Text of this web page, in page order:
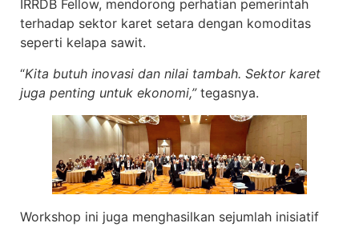
IRRDB Fellow, mendorong perhatian pemerintah
terhadap sektor karet setara dengan komoditas
seperti kelapa sawit.
“Kita butuh inovasi dan nilai tambah. Sektor karet
juga penting untuk ekonomi,”tegasnya.
Workshop ini juga menghasilkan sejumlah inisiatif